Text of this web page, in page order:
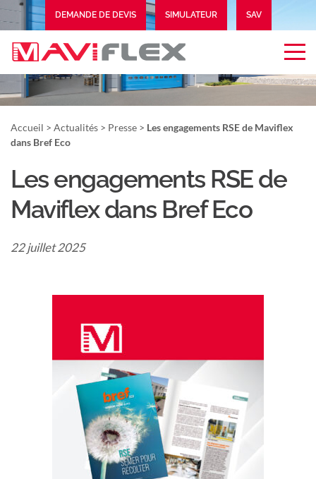
DEMANDE DE DEVIS SIMULATEUR SAV
EXTRANET
Accueil > Actualités > Presse > Les engagements RSE de Maviflex
dans Bref Eco
Les engagements RSE de
Maviflex dans Bref Eco
22 juillet 2025